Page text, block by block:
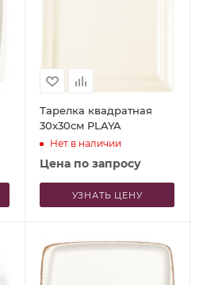
Тарелка квадратная
30x30см PLAYA
Нет в наличии
Цена по запросу
УЗНАТЬ ЦЕНУ